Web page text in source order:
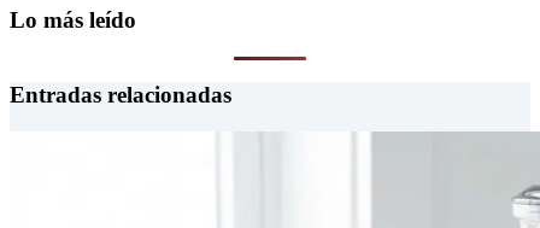
Lo más leído
Entradas relacionadas